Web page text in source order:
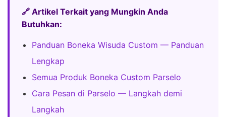
🔗 Artikel Terkait yang Mungkin Anda
Butuhkan:
Panduan Boneka Wisuda Custom — Panduan
Lengkap
Semua Produk Boneka Custom Parselo
Cara Pesan di Parselo — Langkah demi
Langkah